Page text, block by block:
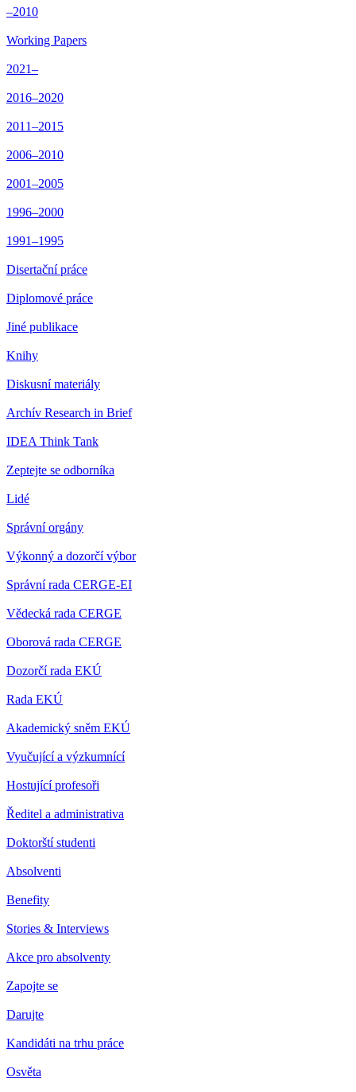
–2010
Working Papers
2021–
2016–2020
2011–2015
2006–2010
2001–2005
1996–2000
1991–1995
Disertační práce
Diplomové práce
Jiné publikace
Knihy
Diskusní materiály
Archív Research in Brief
IDEA Think Tank
Zeptejte se odborníka
Lidé
Správní orgány
Výkonný a dozorčí výbor
Správní rada CERGE-EI
Vědecká rada CERGE
Oborová rada CERGE
Dozorčí rada EKÚ
Rada EKÚ
Akademický sněm EKÚ
Vyučující a výzkumnící
Hostující profesoři
Ředitel a administrativa
Doktorští studenti
Absolventi
Benefity
Stories & Interviews
Akce pro absolventy
Zapojte se
Darujte
Kandidáti na trhu práce
Osvěta